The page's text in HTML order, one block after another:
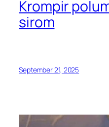
Krompir
sirom
September 21, 2025